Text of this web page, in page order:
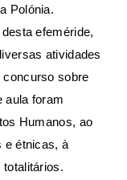
Polónia.
efeméride,
atividades
sobre
aula foram
Humanos, ao
e étnicas, à
totalitários.